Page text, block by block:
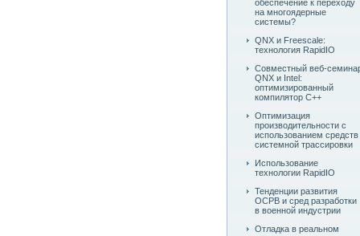
обеспечение к переходу
на многоядерные
системы?
QNX и Freescale:
технология RapidIO
Совместный веб-
QNX и Intel:
оптимизированный
компилятор C++
Оптимизация
производительности с
использованием средств
системной трассировки
Использование
технологии RapidIO
Тенденции развития
ОСРВ и сред разработки
в военной индустрии
Отладка в реальном